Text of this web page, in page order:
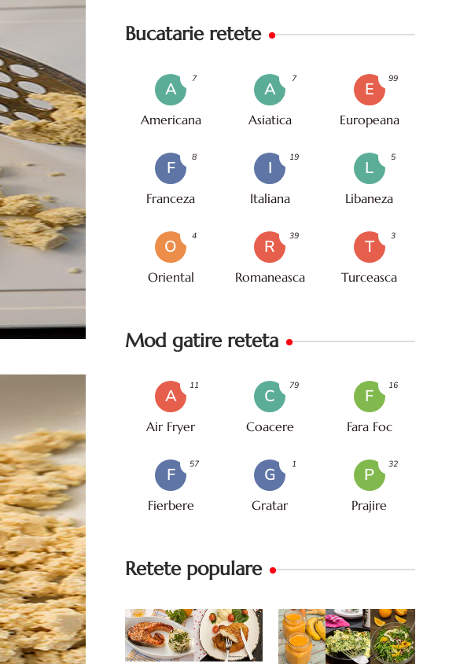
Bucatarie retete
A
Americana
7
A
Asiatica
7
E
Europeana
99
F
Franceza
8
I
Italiana
19
L
Libaneza
5
O
Oriental
4
R
Romaneasca
39
T
Turceasca
3
Mod gatire reteta
A
Air Fryer
11
C
Coacere
79
F
Fara Foc
16
F
Fierbere
57
G
Gratar
1
P
Prajire
32
Retete populare